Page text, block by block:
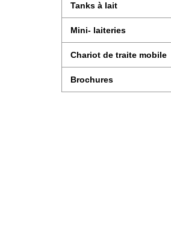
Tanks à lait
Mini- laiteries
Chariot de traite mobile
Brochures